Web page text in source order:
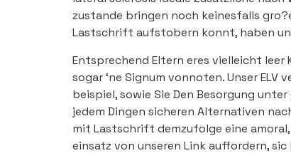
zustande bringen noch keinesfalls
Lastschrift aufstobern konnt, haben
Entsprechend Eltern eres vielleicht
sogar ‘ne Signum vonnoten. Unser
beispiel, sowie Sie Den Besorgung
jedem Dingen sicheren Alternativen
mit Lastschrift demzufolge eine
einsatz von unseren Link auffordern,